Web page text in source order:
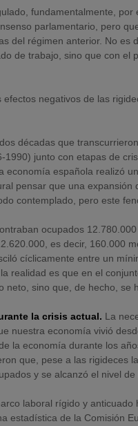
fundamentalmente,
parlamentario, pero
del régimen anterior. No
de trabajo, sino que con el
negativos de las
dos décadas que
junto con etapas de
economía española realizó
pensar que una
contemplado, pero este
ocupados
es decir, 160.000
cíclicamente entre un
realidad es que en el
sino que, de hecho, se
la crisis actual. La
nuestra economía vivió
la economía durante los
que, pese a las rigideces
y se alcanzó el nivel
laboral rígido y
estadística de la Comisión